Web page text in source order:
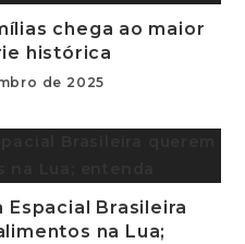
chega ao maior
histórica
de 2025
Espacial Brasileira
na Lua;